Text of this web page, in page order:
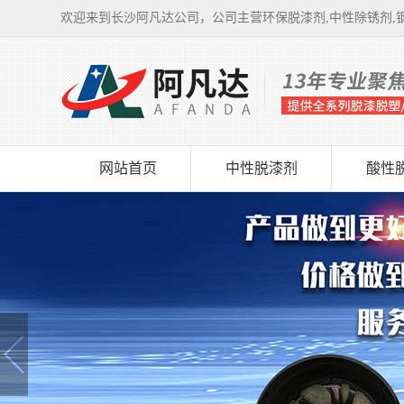
欢迎来到长沙阿凡达公司，公司主营环保脱漆剂,中性除锈剂
网站首页 中性脱漆剂 酸性